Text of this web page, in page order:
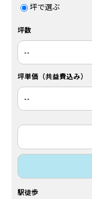
坪で選ぶ
坪数
坪単価（共益費込み）
駅徒歩